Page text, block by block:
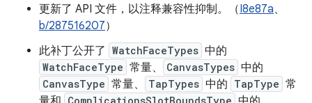
更新了 API 文件，以注释兼容性抑制。（I8e87a、
b/287516207）
此补丁公开了 WatchFaceTypes 中的
WatchFaceType 常量、 CanvasTypes 中的
CanvasType 常量、 TapTypes 中的 TapType 常